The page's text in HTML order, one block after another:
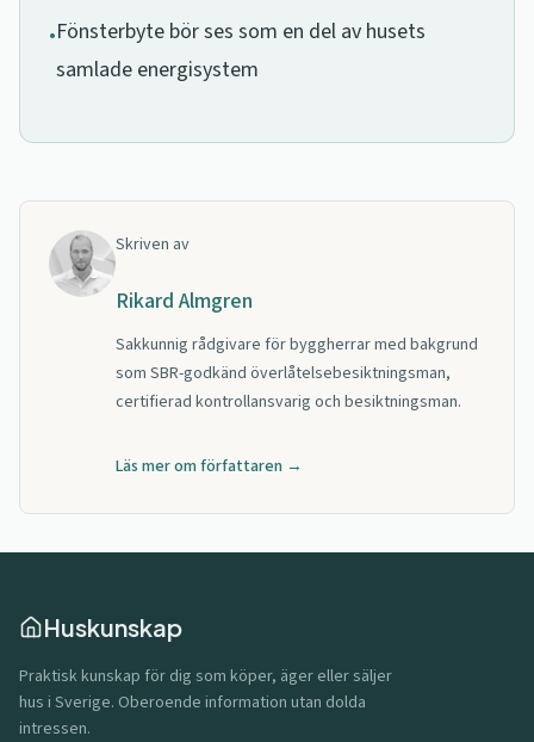
•Fönsterbyte bör ses som en del av husets
samlade energisystem
Skriven av
Rikard Almgren
Sakkunnig rådgivare för byggherrar med bakgrund
som SBR-godkänd överlåtelsebesiktningsman,
certifierad kontrollansvarig och besiktningsman.
Läs mer om författaren →
Huskunskap
Praktisk kunskap för dig som köper, äger eller säljer
hus i Sverige. Oberoende information utan dolda
intressen.